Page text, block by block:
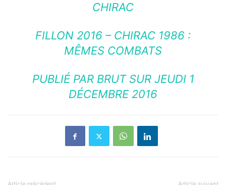
CHIRAC
FILLON 2016 – CHIRAC 1986 :
MÊMES COMBATS
PUBLIÉ PAR BRUTSUR JEUDI 1
DÉCEMBRE 2016